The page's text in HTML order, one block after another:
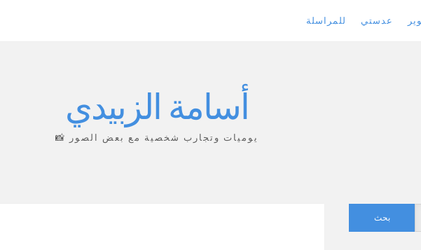
عدستي للمراسلة
أسامة الزبيدي
يوميات وتجارب شخصية مع بعض الصور 📸
البحث
عن: